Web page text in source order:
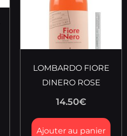
LOMBARDO FIORE
DINERO ROSE
14.50€
Ajouter au panier